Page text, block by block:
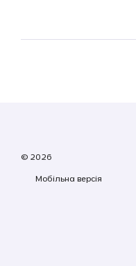
© 2026
Мобільна версія